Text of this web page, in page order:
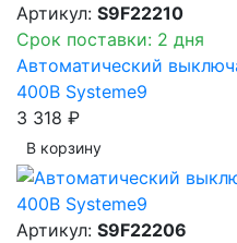
Артикул: S9F22210
Срок поставки: 2 дня
Автоматический
400В Systeme9
3 318 ₽
В корзинy
Артикул: S9F22206